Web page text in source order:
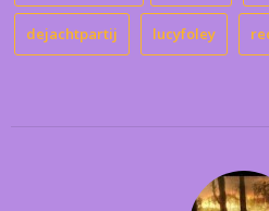
dejachtpartij lucyfoley